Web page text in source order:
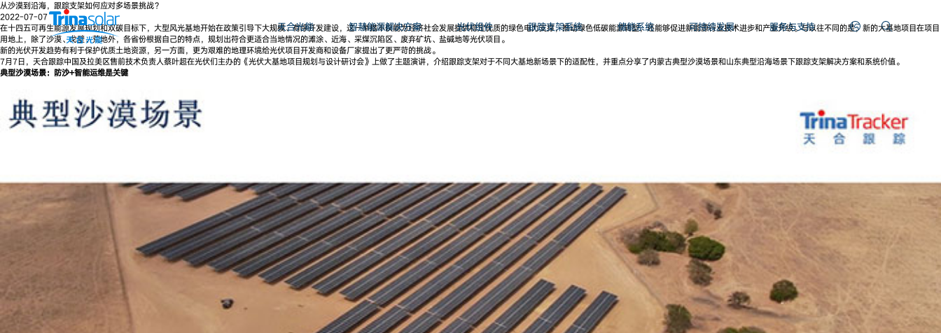
天合光能 智慧能源解决方案 光伏组件 跟踪支架系统 储能系统 可持续发展 服务与支持
从沙漠到沿海，跟踪支架如何应对多场景挑战？
2022-07-07
在十四五可再生能源发展规划和双碳目标下，大型风光基地开始在政策引导下大规模、有序开发建设，这一举措不仅能为经济社会发展提供稳定优质的绿色电力支撑，推动绿色低碳能源转型，还能够促进新能源行业技术进步和产业升级。与以往不同的是，新的大基地项目在项目
用地上，除了沙漠、戈壁、荒地外，各省份根据自己的特点，规划出符合更适合当地情况的滩涂、近海、采煤沉陷区、废弃矿坑、盐碱地等光伏项目。
新的光伏开发趋势有利于保护优质土地资源，另一方面，更为艰难的地理环境给光伏项目开发商和设备厂家提出了更严苛的挑战。
7月7日，天合跟踪中国及拉美区售前技术负责人蔡叶超在光伏们主办的《光伏大基地项目规划与设计研讨会》上做了主题演讲，介绍跟踪支架对于不同大基地新场景下的适配性，并重点分享了内蒙古典型沙漠场景和山东典型沿海场景下跟踪支架解决方案和系统价值。
典型沙漠场景：防沙+智能运维是关键